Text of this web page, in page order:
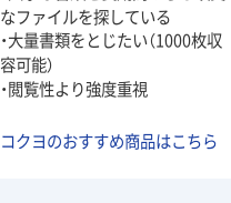
なファイルを探している
・大量書類をとじたい（1000枚収
容可能）
・閲覧性より強度重視
コクヨのおすすめ商品はこちら